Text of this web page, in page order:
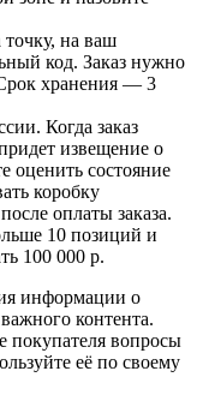
точку, на ваш
код. Заказ нужно
хранения — 3
Когда заказ
извещение о
оценить состояние
коробку
оплаты заказа.
10 позиций и
100 000 р.
информации о
контента.
покупателя вопросы
её по своему